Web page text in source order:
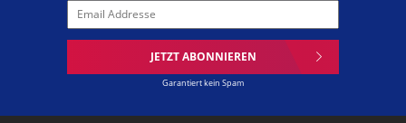
JETZT ABONNIEREN
Garantiert kein Spam